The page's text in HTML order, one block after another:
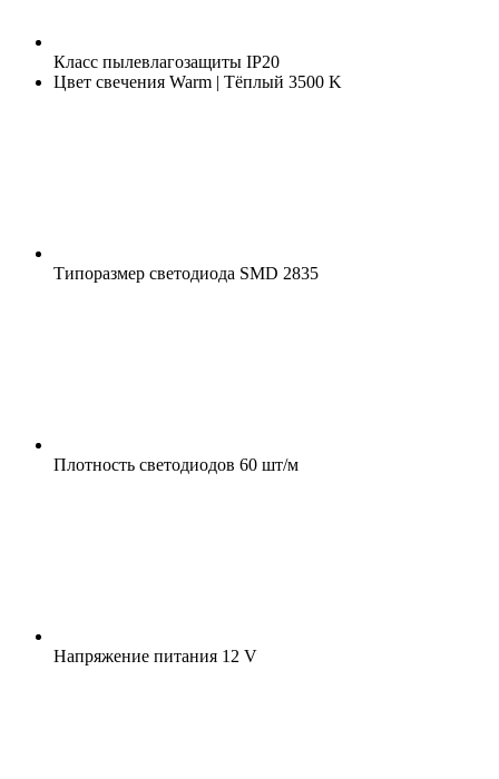
Класс пылевлагозащиты IP20
Цвет свечения Warm | Тёплый 3500 K
Типоразмер светодиода SMD 2835
Плотность светодиодов 60 шт/м
Напряжение питания 12 V